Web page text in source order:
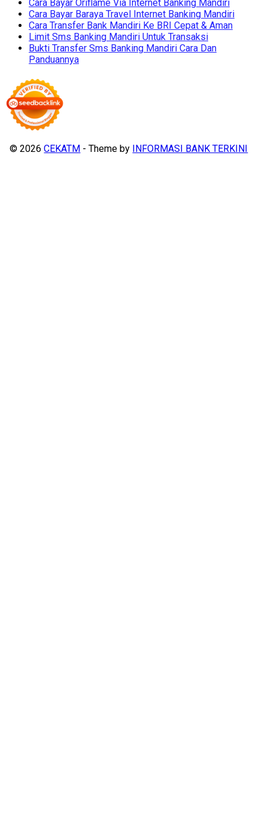
Cara Bayar Oriflame Via Internet Banking Mandiri
Cara Bayar Baraya Travel Internet Banking Mandiri
Cara Transfer Bank Mandiri Ke BRI Cepat & Aman
Limit Sms Banking Mandiri Untuk Transaksi
Bukti Transfer Sms Banking Mandiri Cara Dan
Panduannya
© 2026CEKATM - Theme by INFORMASI BANK TERKINI